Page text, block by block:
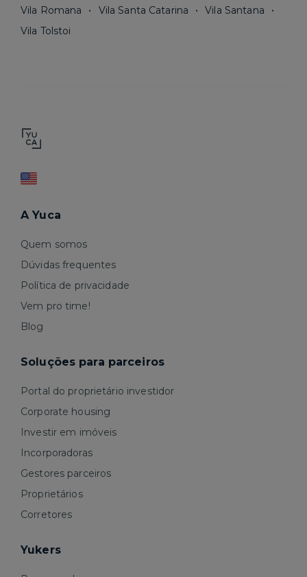
Vila Romana
Vila Santa Catarina
Vila Santana
Vila Tolstoi
A Yuca
Quem somos
Dúvidas frequentes
Política de privacidade
Vem pro time!
Blog
Soluções para parceiros
Portal do proprietário investidor
Corporate housing
Investir em imóveis
Incorporadoras
Gestores parceiros
Proprietários
Corretores
Yukers